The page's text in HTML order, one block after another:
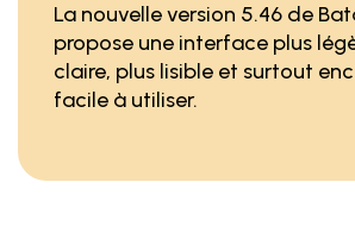
La nouvelle version 5.46 de
propose une interface plus
claire, plus lisible et surtout
facile à utiliser.